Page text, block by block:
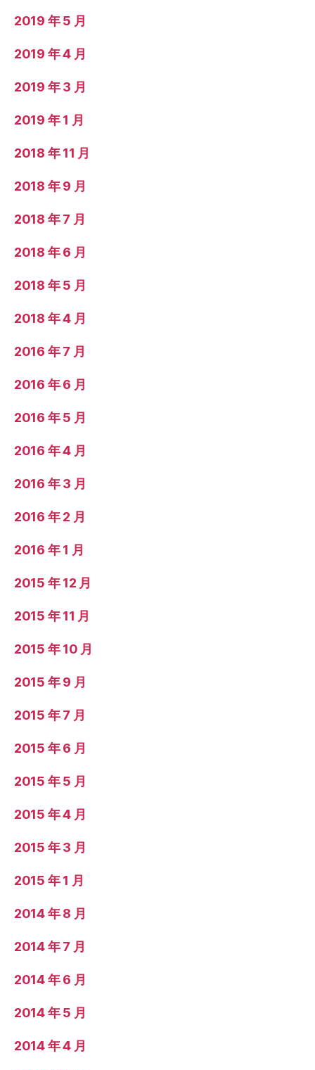
2019 年 5 月
2019 年 4 月
2019 年 3 月
2019 年 1 月
2018 年 11 月
2018 年 9 月
2018 年 7 月
2018 年 6 月
2018 年 5 月
2018 年 4 月
2016 年 7 月
2016 年 6 月
2016 年 5 月
2016 年 4 月
2016 年 3 月
2016 年 2 月
2016 年 1 月
2015 年 12 月
2015 年 11 月
2015 年 10 月
2015 年 9 月
2015 年 7 月
2015 年 6 月
2015 年 5 月
2015 年 4 月
2015 年 3 月
2015 年 1 月
2014 年 8 月
2014 年 7 月
2014 年 6 月
2014 年 5 月
2014 年 4 月